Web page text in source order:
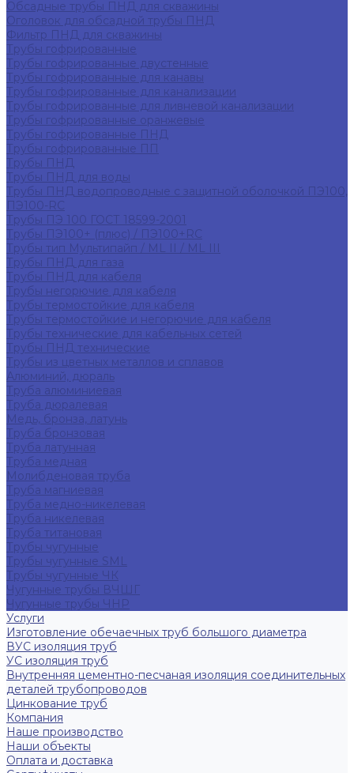
Обсадные трубы ПНД для скважины
Оголовок для обсадной трубы ПНД
Фильтр ПНД для скважины
Трубы гофрированные
Трубы гофрированные двустенные
Трубы гофрированные для канавы
Трубы гофрированные для канализации
Трубы гофрированные для ливневой канализации
Трубы гофрированные оранжевые
Трубы гофрированные ПНД
Трубы гофрированные ПП
Трубы ПНД
Трубы ПНД для воды
Трубы ПНД водопроводные с защитной оболочкой ПЭ100,
ПЭ100-RC
Трубы ПЭ 100 ГОСТ 18599-2001
Трубы ПЭ100+ (плюс) / ПЭ100+RC
Трубы тип Мультипайп / ML II / ML III
Трубы ПНД для газа
Трубы ПНД для кабеля
Трубы негорючие для кабеля
Трубы термостойкие для кабеля
Трубы термостойкие и негорючие для кабеля
Трубы технические для кабельных сетей
Трубы ПНД технические
Трубы из цветных металлов и сплавов
Алюминий, дюраль
Труба алюминиевая
Труба дюралевая
Медь, бронза, латунь
Труба бронзовая
Труба латунная
Труба медная
Молибденовая труба
Труба магниевая
Труба медно-никелевая
Труба никелевая
Труба титановая
Трубы чугунные
Трубы чугунные SML
Трубы чугунные ЧК
Чугунные трубы ВЧШГ
Чугунные трубы ЧНР
Услуги
Изготовление обечаечных труб большого диаметра
ВУС изоляция труб
УС изоляция труб
Внутренняя цементно-песчаная изоляция соединительных
деталей трубопроводов
Цинкование труб
Компания
Наше производство
Наши объекты
Оплата и доставка